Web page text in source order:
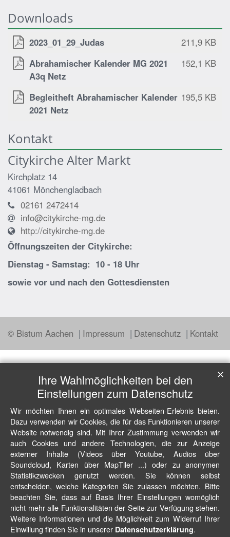
Downloads
2023_01_29_Judas
211,9 KB
Abrahamischer Kalender MG 2021
A3q Netz
152,1 KB
Begleitheft Abrahamischer Kalender
2021 Netz
195,5 KB
Kontakt
Citykirche Alter Markt
Kirchplatz 14
41061 Mönchengladbach
02161 2472414
info@citykirche-mg.de
http://citykirche-mg.de
Öffnungszeiten der Citykirche:
Dienstag - Samstag: 10 - 18 Uhr
sowie vor und nach den Gottesdiensten
© Bistum Aachen Impressum Datenschutz Kontakt
Ihre Wahlmöglichkeiten bei den
Einstellungen zum Datenschutz
Wir möchten Ihnen ein optimales Webseiten-Erlebnis bieten.
Dazu verwenden wir Cookies, die für das Funktionieren unserer
Website notwendig sind. Mit Ihrer Zustimmung verwenden wir
auch Cookies und andere Technologien, die zur Anzeige
externer Inhalte (Videos über Youtube, Audios über
Soundcloud, Karten über MapTiler ...) oder zu anonymen
Statistikzwecken genutzt werden. Sie können selbst
entscheiden, welche Kategorien Sie zulassen möchten. Bitte
beachten Sie, dass auf Basis Ihrer Einstellungen womöglich
nicht mehr alle Funktionalitäten der Seite zur Verfügung stehen.
Weitere Informationen und die Möglichkeit zum Widerruf Ihrer
Einwillung finden Sie in unserer Datenschutzerklärung.
✕